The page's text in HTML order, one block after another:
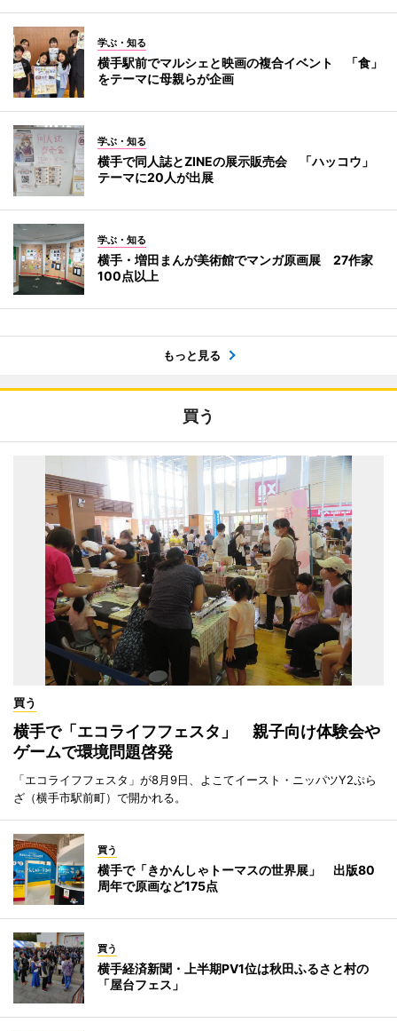
学ぶ・知る
横手駅前でマルシェと映画の複合イベント 「食」
をテーマに母親らが企画
学ぶ・知る
横手で同人誌とZINEの展示販売会 「ハッコウ」
テーマに20人が出展
学ぶ・知る
横手・増田まんが美術館でマンガ原画展 27作家
100点以上
もっと見る
買う
買う
横手で「エコライフフェスタ」 親子向け体験会や
ゲームで環境問題啓発
「エコライフフェスタ」が8月9日、よこてイースト・ニッパツY2ぷら
ざ（横手市駅前町）で開かれる。
買う
横手で「きかんしゃトーマスの世界展」 出版80
周年で原画など175点
買う
横手経済新聞・上半期PV1位は秋田ふるさと村の
「屋台フェス」